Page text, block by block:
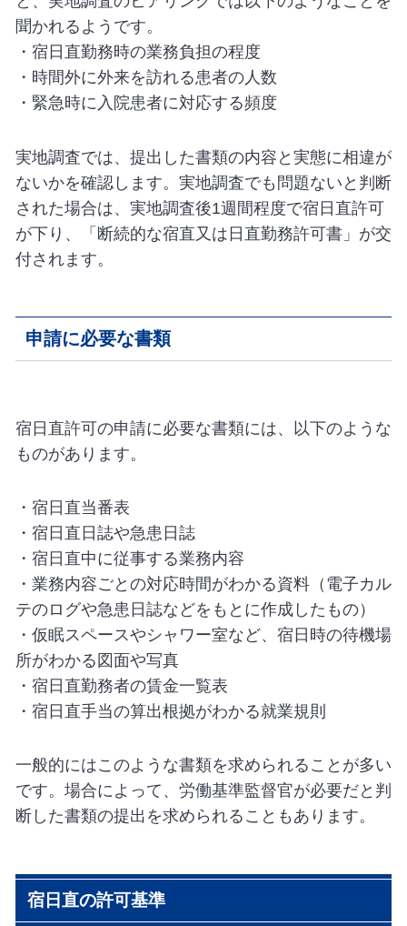
聞かれるようです。
・宿日直勤務時の業務負担の程度
・時間外に外来を訪れる患者の人数
・緊急時に入院患者に対応する頻度
実地調査では、提出した書類の内容と実態に相違が
ないかを確認します。実地調査でも問題ないと判断
された場合は、実地調査後1週間程度で宿日直許可
が下り、「断続的な宿直又は日直勤務許可書」が交
付されます。
申請に必要な書類
宿日直許可の申請に必要な書類には、以下のような
ものがあります。
・宿日直当番表
・宿日直日誌や急患日誌
・宿日直中に従事する業務内容
・業務内容ごとの対応時間がわかる資料（電子カル
テのログや急患日誌などをもとに作成したもの）
・仮眠スペースやシャワー室など、宿日時の待機場
所がわかる図面や写真
・宿日直勤務者の賃金一覧表
・宿日直手当の算出根拠がわかる就業規則
一般的にはこのような書類を求められることが多い
です。場合によって、労働基準監督官が必要だと判
断した書類の提出を求められることもあります。
宿日直の許可基準